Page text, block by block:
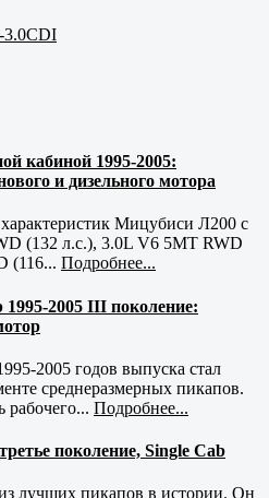
3.0CDI
кабиной 1995-2005:
и дизельного мотора
Мицубиси Л200 с
(132 л.с.), 3.0L V6 5MT RWD
(116... Подробнее...
2005 III поколение:
2005 годов выпуска стал
среднеразмерных пикапов.
рабочего... Подробнее...
поколение, Single Cab
лучших пикапов в истории. Он